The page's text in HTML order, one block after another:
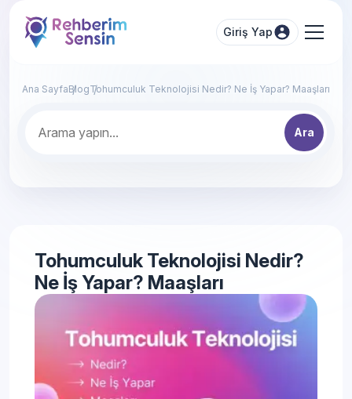
Giriş Yap
Ana SayfaBlogTohumculuk Teknolojisi Nedir? Ne İş Yapar? Maaşları
Ara
Tohumculuk Teknolojisi Nedir?
Ne İş Yapar? Maaşları